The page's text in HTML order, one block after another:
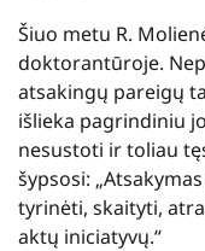
Šiuo metu R.
doktorantūroje.
atsakingų pareigų
išlieka pagrindiniu
nesustoti ir toliau
šypsosi:
tyrinėti, skaityti,
aktų iniciatyvų.“